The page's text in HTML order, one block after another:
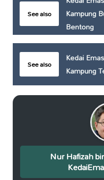
See also
Kampung
Bentong
See also
Kedai
Kampung
Nur Hafizah